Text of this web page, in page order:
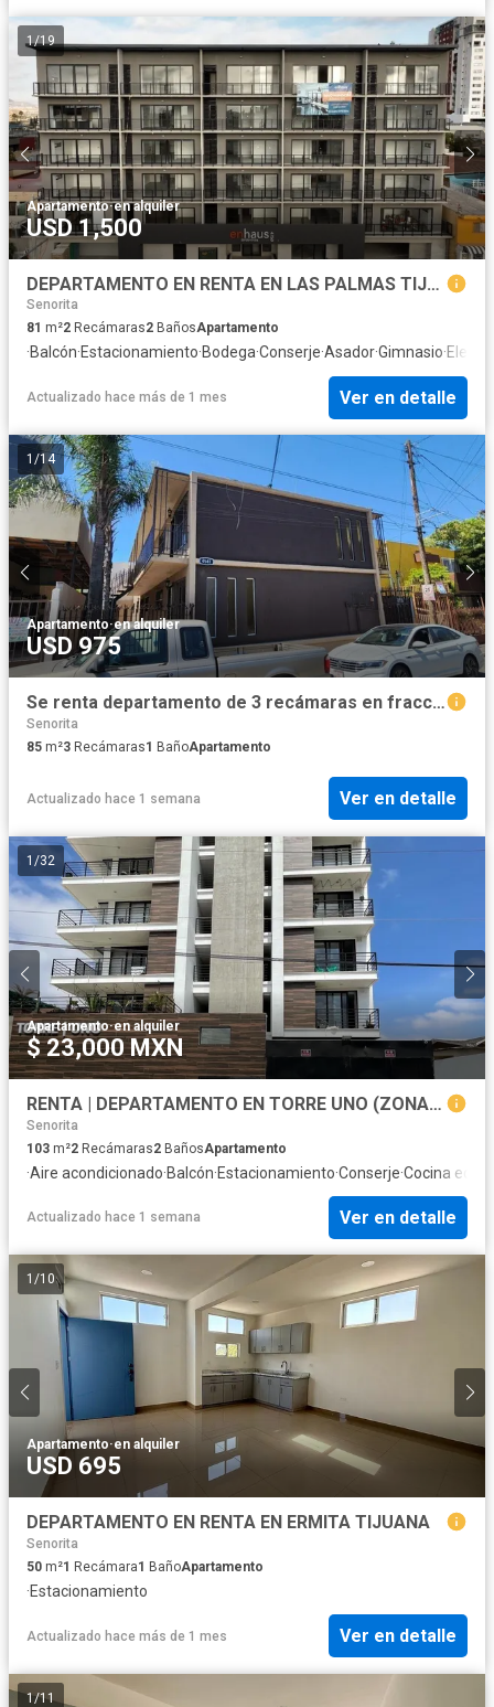
1/19
Apartamento·en alquiler
USD 1,500
DEPARTAMENTO EN RENTA EN LAS PALMAS TIJUANA ENHAUS CONDOMINIOS
Senorita
81 m²2 Recámaras2 BañosApartamento
·Balcón·Estacionamiento·Bodega·Conserje·Asador·Gimnasio·
Actualizado hace más de 1 mes Ver en detalle
1 /14
Apartamento·en alquiler
USD 975
Se renta departamento de 3 recámaras en fracc. Las Palmas, Tijuana
Senorita
85 m²3 Recámaras1 BañoApartamento
Actualizado hace 1 semana Ver en detalle
1 /32
Apartamento·en alquiler
$ 23,000 MXN
RENTA | DEPARTAMENTO EN TORRE UNO (ZONA LAS PALMAS)
Senorita
103 m²2 Recámaras2 BañosApartamento
·Aire acondicionado·Balcón·Estacionamiento·Conserje·Cocina
Actualizado hace 1 semana Ver en detalle
1 /10
Apartamento·en alquiler
USD 695
DEPARTAMENTO EN RENTA EN ERMITA TIJUANA
Senorita
50 m²1 Recámara1 BañoApartamento
·Estacionamiento
Actualizado hace más de 1 mes Ver en detalle
1/11